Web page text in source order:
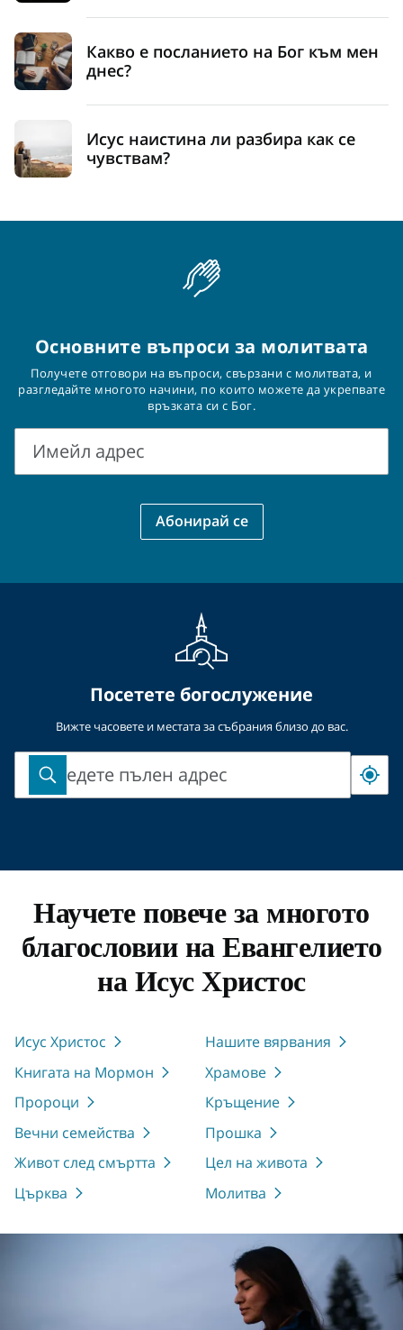
Какво е посланието на Бог към мен
днес?
Исус наистина ли разбира как се
чувствам?
Основните въпроси за молитвата
Получете отговори на въпроси, свързани с молитвата, и
разгледайте многото начини, по които можете да укрепвате
връзката си с Бог.
Имейл адрес
Абонирай се
Посетете богослужение
Вижте часовете и местата за събрания близо до вас.
Въведете пълен адрес
Научете повече за многото
благословии на Евангелието
на Исус Христос
Исус Христос
Нашите вярвания
Книгата на Мормон
Храмове
Пророци
Кръщение
Вечни семейства
Прошка
Живот след смъртта
Цел на живота
Църква
Молитва